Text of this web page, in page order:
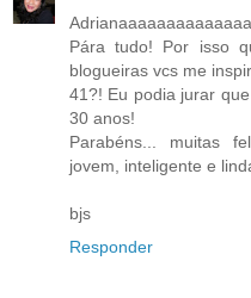
Pára tudo! Por isso
blogueiras vcs me
41?! Eu podia jurar
30 anos!
Parabéns... muitas
jovem, inteligente e
bjs
Responder